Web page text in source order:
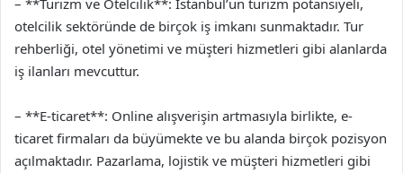
– **Turizm ve Otelcilik**: İstanbul’un turizm potansiyeli,
otelcilik sektöründe de birçok iş imkanı sunmaktadır. Tur
rehberliği, otel yönetimi ve müşteri hizmetleri gibi alanlarda
iş ilanları mevcuttur.
– **E-ticaret**: Online alışverişin artmasıyla birlikte, e-
ticaret firmaları da büyümekte ve bu alanda birçok pozisyon
açılmaktadır. Pazarlama, lojistik ve müşteri hizmetleri gibi